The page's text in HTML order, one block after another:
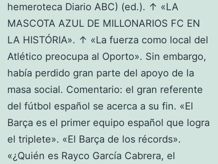
hemeroteca Diario ABC) (ed.). ↑ «LA
MASCOTA AZUL DE MILLONARIOS FC EN
LA HISTÓRIA». ↑ «La fuerza como local del
Atlético preocupa al Oporto». Sin embargo,
había perdido gran parte del apoyo de la
masa social. Comentario: el gran referente
del fútbol español se acerca a su fin. «El
Barça es el primer equipo español que logra
el triplete». «El Barça de los récords».
«¿Quién es Rayco García Cabrera, el